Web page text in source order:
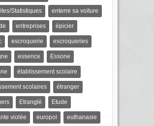
Statistiques enterre sa voiture
entreprises épicier
escroquerie escroqueries
essence Essone
établissement scolaire
scolaires étranger
Etranglé Etude
violée europol euthanasie